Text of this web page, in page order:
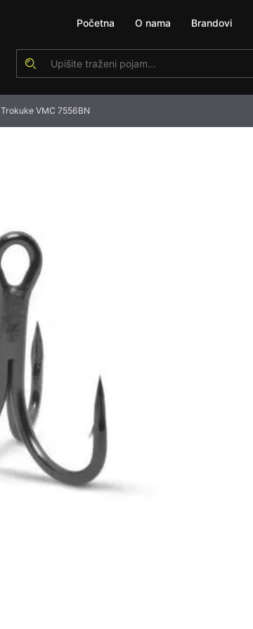
Početna O nama Brandovi
Trokuke VMC 7556BN